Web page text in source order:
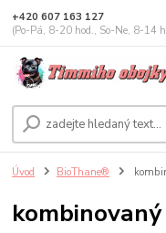
+420 607 163 127
(Po-Pá, 8-20 hod., So-Ne, 8-14
Úvod BioThane®